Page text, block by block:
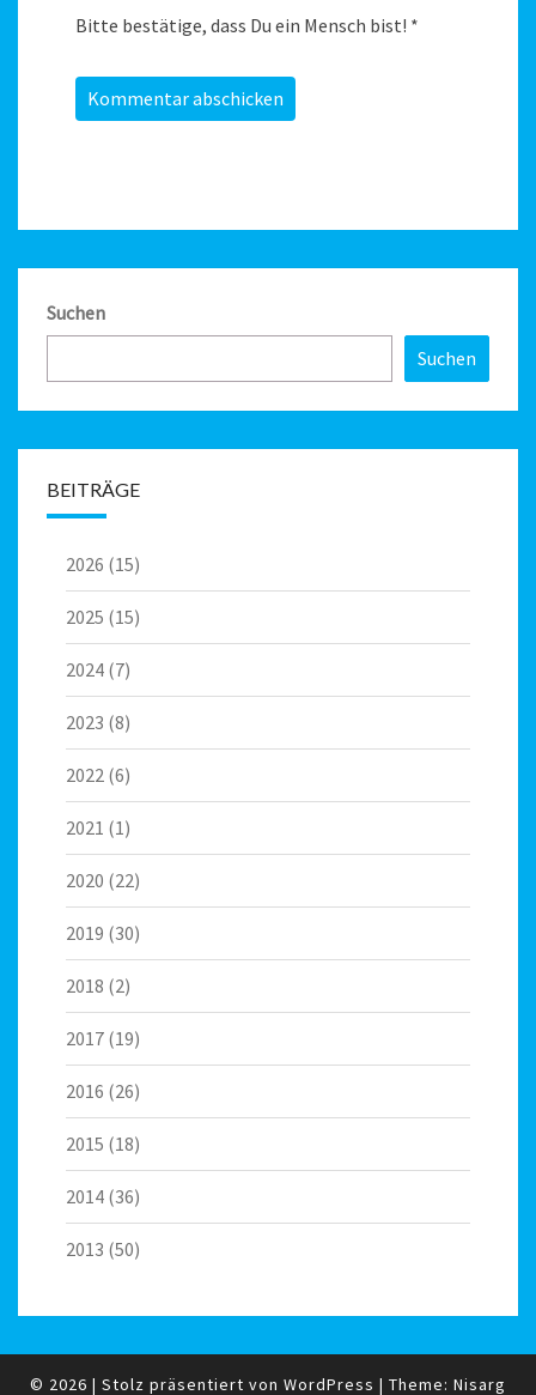
Bitte bestätige, dass Du ein Mensch bist! *
Suchen
Suchen
BEITRÄGE
2026 (15)
2025 (15)
2024 (7)
2023 (8)
2022 (6)
2021 (1)
2020 (22)
2019 (30)
2018 (2)
2017 (19)
2016 (26)
2015 (18)
2014 (36)
2013 (50)
© 2026 | Stolz präsentiert von WordPress | Theme: Nisarg